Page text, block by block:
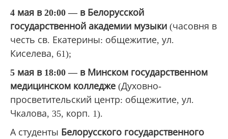
4 мая в 20:00 — в Белорусской
государственной академии музыки (часовня в
честь св. Екатерины: общежитие, ул.
Киселева, 61);
5 мая в 18:00 — в Минском государственном
медицинском колледже (Духовно-
просветительский центр: общежитие, ул.
Чкалова, 35, корп. 1).
А студенты Белорусского государственного